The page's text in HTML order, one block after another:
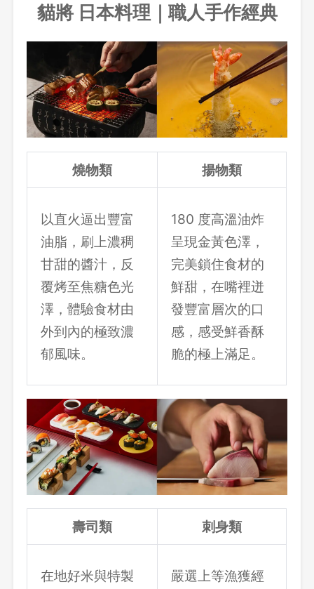
貓將 日本料理｜職人手作經典
燒物類 揚物類
以直火逼出豐富
油脂，刷上濃稠
甘甜的醬汁，反
覆烤至焦糖色光
澤，體驗食材由
外到內的極致濃
郁風味。
180 度高溫油炸
呈現金黃色澤，
完美鎖住食材的
鮮甜，在嘴裡迸
發豐富層次的口
感，感受鮮香酥
脆的極上滿足。
壽司類 刺身類
在地好米與特製
嚴選上等漁獲經
登出
確定要登出嗎？
先不要 確認